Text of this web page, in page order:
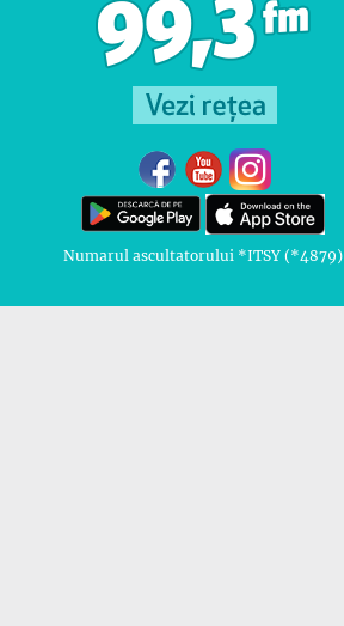
Numarul ascultatorului *ITSY (*4879)